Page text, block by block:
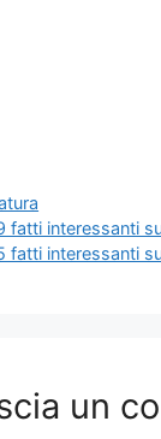
fatti interessanti
fatti interessanti
un